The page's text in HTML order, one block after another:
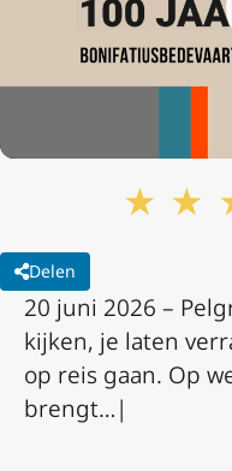
★ ★
Delen
20 juni 2026 –
kijken, je laten
op reis gaan. Op
brengt…|